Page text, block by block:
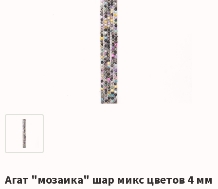
Агат "мозаика" шар микс цветов 4 мм